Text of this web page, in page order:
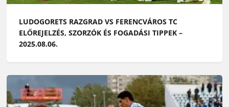
LUDOGORETS RAZGRAD VS FERENCVÁROS TC
ELŐREJELZÉS, SZORZÓK ÉS FOGADÁSI TIPPEK –
2025.08.06.